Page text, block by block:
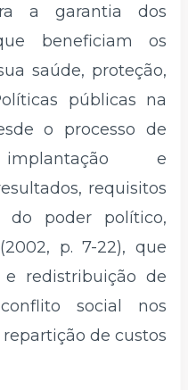
a garantia dos
beneficiam os
saúde, proteção,
públicas na
o processo de
e
requisitos
do poder político,
p. 7-22), que
redistribuição de
social nos
de custos